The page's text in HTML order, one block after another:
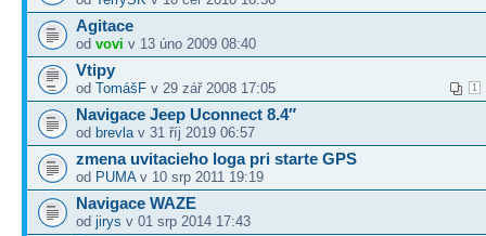
Agitace
od vovi v 13 úno 2009 08:40
Vtipy
1
od TomášF v 29 zář 2008 17:05
Navigace Jeep Uconnect 8.4″
od brevla v 31 říj 2019 06:57
zmena uvitacieho loga pri starte GPS
od PUMAv 10 srp 2011 19:19
Navigace WAZE
od jirys v 01 srp 2014 17:43